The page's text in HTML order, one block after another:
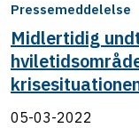
Pressemeddelelse
Midlertidig
05-03-2022